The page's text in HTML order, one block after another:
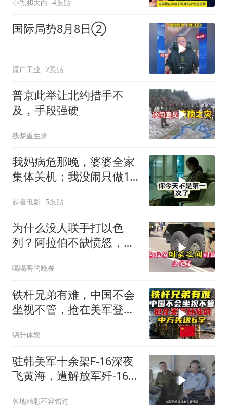
小黑和大白 4跟贴
国际局势8月8日②
原广工业 2跟贴
普京此举让北约措手不
及，手段强硬
残梦重生来
我妈病危那晚，婆婆全家
集体关机；我没闹只做1
你是不是疯了？
起喜电影 5跟贴
为什么没人联手打以色
列？阿拉伯不缺愤怒，缺
噶噶香的晚餐
铁杆兄弟有难，中国不会
坐视不管，抢在美军登陆
锦升体娱
驻韩美军十余架F-16深夜
飞黄海，遭解放军歼-16驱
各地精彩不容错过